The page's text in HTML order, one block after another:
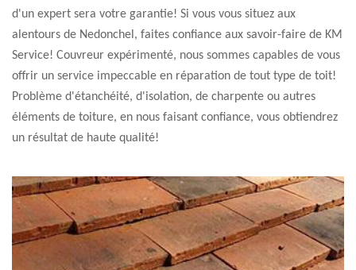
d'un expert sera votre garantie! Si vous vous situez aux
alentours de Nedonchel, faites confiance aux savoir-faire de KM
Service! Couvreur expérimenté, nous sommes capables de vous
offrir un service impeccable en réparation de tout type de toit!
Problème d'étanchéité, d'isolation, de charpente ou autres
éléments de toiture, en nous faisant confiance, vous obtiendrez
un résultat de haute qualité!